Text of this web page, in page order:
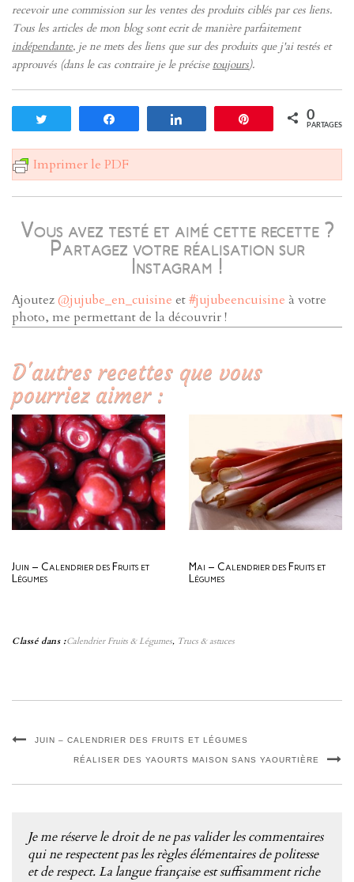
recevoir une commission sur les ventes des produits ciblés par ces liens.
Tous les articles de mon blog sont ecrit de manière parfaitement
indépendante, je ne mets des liens que sur des produits que j'ai testés et
approuvés (dans le cas contraire je le précise toujours).
Enregistrer
0
PARTAGES
Imprimer le PDF
Vous avez testé et aimé cette recette ?
Partagez votre réalisation sur
Instagram !
Ajoutez@jujube_en_cuisine et#jujubeencuisine à votre
photo, me permettant de la découvrir !
D'autres recettes que vous
pourriez aimer :
Juin – Calendrier des Fruits et
Légumes
Mai – Calendrier des Fruits et
Légumes
Classé dans :Calendrier Fruits & Légumes, Trucs & astuces
JUIN – CALENDRIER DES FRUITS ET LÉGUMES
RÉALISER DES YAOURTS MAISON SANS YAOURTIÈRE
Je me réserve le droit de ne pas valider les commentaires
qui ne respectent pas les règles élémentaires de politesse
et de respect. La langue française est suffisamment riche